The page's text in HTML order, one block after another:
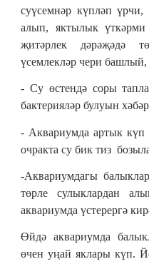
суүсемнәр күпләп
алып, яктылык
җитәрлек дәрәҗәдә
үсемлекләр чери башлый,
- Су өстендә соры
бактерияләр булуын
- Аквариумда артык күп
очракта су бик тиз
-Аквариумдагы
төрле сулыклардан
аквариумда үстерергә
Өйдә аквариумда
өчен уңай яклары күп.